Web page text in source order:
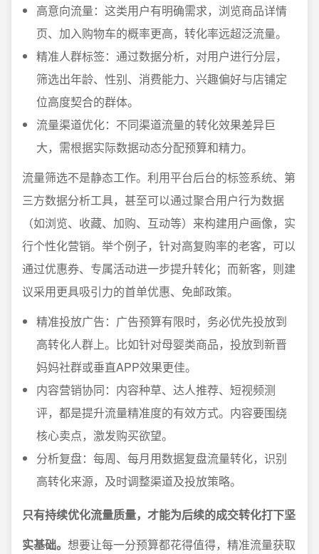
高意向流量：这类用户有明确需求，浏览商品详情
页、加入购物车的概率更高，转化率远超泛流量。
精准人群标签：通过数据分析，对用户进行分层，
筛选出年龄、性别、消费能力、兴趣偏好与店铺定
位高度契合的群体。
流量渠道优化：不同渠道流量的转化效果差异巨
大，需根据实际数据动态分配预算和精力。
流量筛选不是静态工作。利用平台后台的标签系统、第
三方数据分析工具，甚至可以通过聚合用户行为数据
（如浏览、收藏、加购、互动等）来构建用户画像，实
行个性化营销。举个例子，针对高复购率的老客，可以
通过优惠券、专属活动进一步提升转化；而新客，则建
议采用更具吸引力的首单优惠、免邮政策。
精准投放广告：广告预算有限时，务必优先投放到
高转化人群上。比如针对母婴类商品，投放到新晋
妈妈社群或垂直APP效果更佳。
内容营销协同：内容种草、达人推荐、短视频测
评，都是提升流量精准度的有效方式。内容要围绕
核心卖点，激发购买欲望。
分析复盘：每周、每月用数据复盘流量转化，识别
高转化来源，及时调整渠道及投放策略。
只有持续优化流量质量，才能为后续的成交转化打下坚
实基础。 想要让每一分预算都花得值得，精准流量获取